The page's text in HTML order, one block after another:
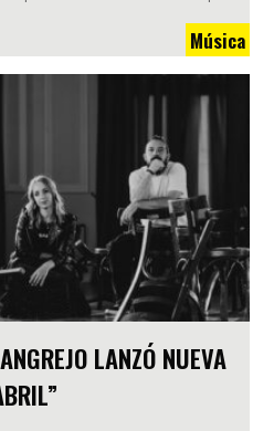
Música
LANZÓ NUEVA